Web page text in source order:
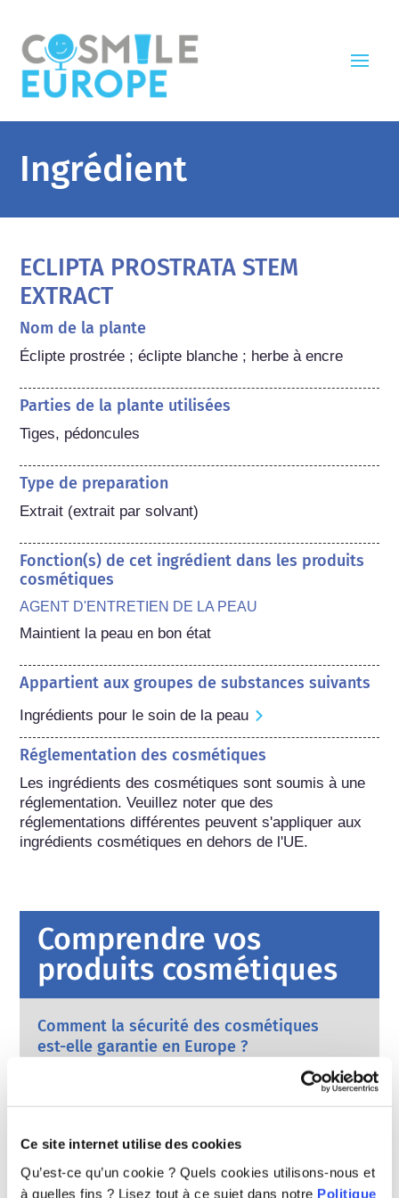
Ce site internet utilise des cookies
Qu’est-ce qu’un cookie ? Quels cookies utilisons-nous et
à quelles fins ? Lisez tout à ce sujet dans notre Politique
Ingrédient
ECLIPTA PROSTRATA STEM
EXTRACT
Nom de la plante
Éclipte prostrée ; éclipte blanche ; herbe à encre
Parties de la plante utilisées
Tiges, pédoncules
Type de preparation
Extrait (extrait par solvant)
Fonction(s) de cet ingrédient dans les produits
cosmétiques
AGENT D'ENTRETIEN DE LA PEAU
Maintient la peau en bon état
Appartient aux groupes de substances suivants
Ingrédients pour le soin de la peau
Réglementation des cosmétiques
Les ingrédients des cosmétiques sont soumis à une
réglementation. Veuillez noter que des
réglementations différentes peuvent s'appliquer aux
ingrédients cosmétiques en dehors de l'UE.
Comprendre vos
produits cosmétiques
Comment la sécurité des cosmétiques
est-elle garantie en Europe ?
Une règlementation stricte garantit que les
produits cosmétiques vendus dans l’Union
européenne sont sûrs pour les
autorités réglementaires nationales et
européennes se partagent la responsabilité
d’assurer la sécurité des produits
Que dire des perturbateurs endocriniens
?
Certains ingrédients utilisés dans les produits